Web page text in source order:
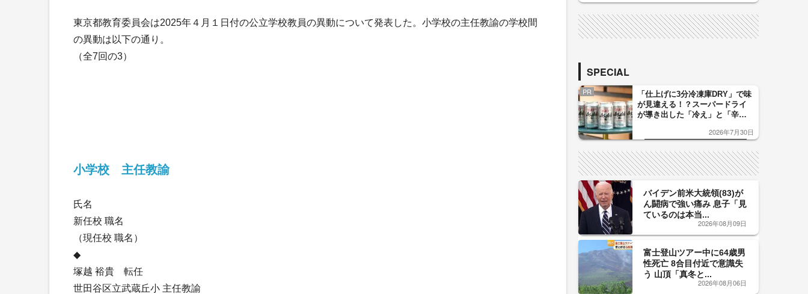
東京都教育委員会は2025年４月１日付の公立学校教員の異動について発表した。小学校の主任教諭の学校間
の異動は以下の通り。
（全7回の3）
小学校 主任教諭
氏名
新任校 職名
（現任校 職名）
◆
塚越 裕貴 転任
世田谷区立武蔵丘小 主任教諭
SPECIAL
PR
「仕上げに3分冷凍庫DRY」で味
が見違える！？スーパードライ
が導き出した「冷え」と「辛
した「辛口カーブ」が飲み頃の
2026年7月30日
バイデン前米大統領(83)が
ん闘病で強い痛み 息子「見
ているのは本当...
2026年08月09日
富士登山ツアー中に64歳男
性死亡 8合目付近で意識失
う 山頂「真冬と...
2026年08月06日